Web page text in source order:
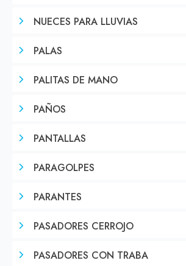
NUECES PARA LLUVIAS
PALAS
PALITAS DE MANO
PAÑOS
PANTALLAS
PARAGOLPES
PARANTES
PASADORES CERROJO
PASADORES CON TRABA